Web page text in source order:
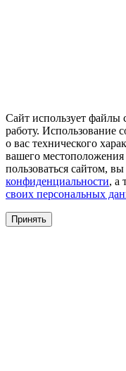
Сайт использует файлы
работу. Использование
о вас технического
вашего
пользоваться сайтом, вы
конфиденциальности, а
своих персональных
Принять